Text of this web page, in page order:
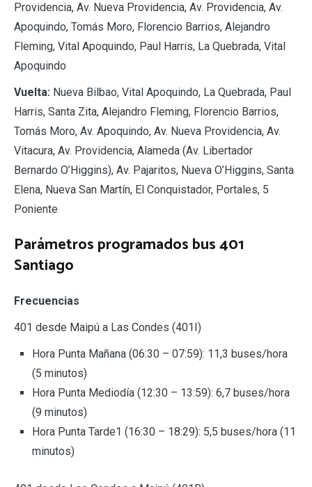
Providencia, Av. Nueva Providencia, Av. Providencia, Av.
Apoquindo, Tomás Moro, Florencio Barrios, Alejandro
Fleming, Vital Apoquindo, Paul Harris, La Quebrada, Vital
Apoquindo
Vuelta: Nueva Bilbao, Vital Apoquindo, La Quebrada, Paul
Harris, Santa Zita, Alejandro Fleming, Florencio Barrios,
Tomás Moro, Av. Apoquindo, Av. Nueva Providencia, Av.
Vitacura, Av. Providencia, Alameda (Av. Libertador
Bernardo O’Higgins), Av. Pajaritos, Nueva O’Higgins, Santa
Elena, Nueva San Martín, El Conquistador, Portales, 5
Poniente
Parámetros programados bus 401
Santiago
Frecuencias
401 desde Maipú a Las Condes (401I)
Hora Punta Mañana (06:30 – 07:59): 11,3 buses/hora
(5 minutos)
Hora Punta Mediodía (12:30 – 13:59): 6,7 buses/hora
(9 minutos)
Hora Punta Tarde1 (16:30 – 18:29): 5,5 buses/hora (11
minutos)